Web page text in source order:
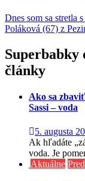
Navigácia
v
článku
Dnes som sa stretla
Poláková (67) z
Superbabky
články
Ako sa
Sassi – voda
5. augusta
Ak hľadáte
voda. Je
Aktuálne